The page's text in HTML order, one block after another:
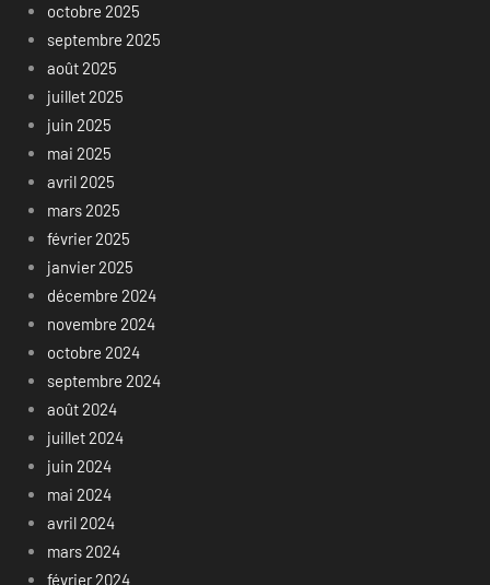
octobre 2025
septembre 2025
août 2025
juillet 2025
juin 2025
mai 2025
avril 2025
mars 2025
février 2025
janvier 2025
décembre 2024
novembre 2024
octobre 2024
septembre 2024
août 2024
juillet 2024
juin 2024
mai 2024
avril 2024
mars 2024
février 2024